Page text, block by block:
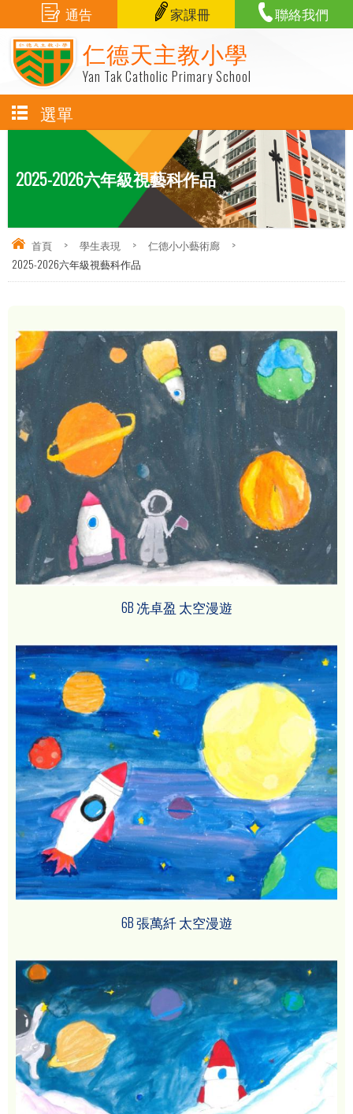
仁德天主教小學
Yan Tak Catholic Primary School
通告 家課冊 聯絡我們
選單
2025-2026六年級視藝科作品
首頁 > 學生表現 > 仁德小小藝術廊
>
2025-2026六年級視藝科作品
6B 冼卓盈 太空漫遊
6B 張萬䊹 太空漫遊